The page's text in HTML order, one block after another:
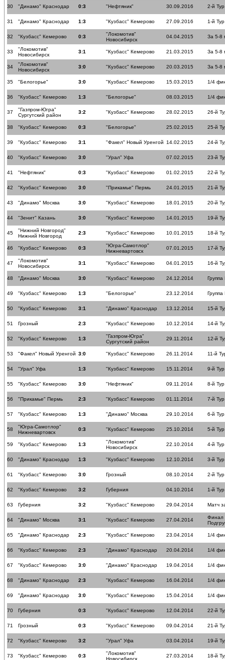
30 "Динамо" Краснодар 0:3 "Нефтяник" 30.09.2016 2-й Тур
31 "Динамо" Краснодар 1:3 "Кузбасс" Кемерово 27.09.2016 1-й Тур
32 "Кузбасс" Кемерово 0:3
"Локомотив"
Новосибирск
04.04.2015 За 5-8
33
"Локомотив"
Новосибирск
3:1 "Кузбасс" Кемерово 21.03.2015 За 5-8
34
"Локомотив"
Новосибирск
3:0 "Кузбасс" Кемерово 20.03.2015 За 5-8
35 "Белогорье" 3:0 "Кузбасс" Кемерово 15.03.2015 1/4
36 "Кузбасс" Кемерово 1:3 "Белогорье" 08.03.2015 1/4
37
"Газпром-Югра"
Сургутский район
3:2 "Кузбасс" Кемерово 28.02.2015 26-й
38 "Кузбасс" Кемерово 0:3 "Белогорье" 25.02.2015 25-й
39 "Кузбасс" Кемерово 3:1 "Факел" Новый Уренгой 14.02.2015 24-й
40 "Кузбасс" Кемерово 3:0 "Урал" Уфа 07.02.2015 23-й
41 "Нефтяник" 0:3 "Кузбасс" Кемерово 01.02.2015 22-й
42 "Кузбасс" Кемерово 3:0 "Прикамье" Пермь 24.01.2015 21-й
43 "Динамо" Москва 3:0 "Кузбасс" Кемерово 18.01.2015 20-й
44 "Зенит" Казань 3:0 "Кузбасс" Кемерово 14.01.2015 19-й
45
"Нижний Новгород"
Нижний Новгород
2:3 "Кузбасс" Кемерово 10.01.2015 18-й
46 "Кузбасс" Кемерово 0:3
"Югра-Самотлор"
Нижневартовск
07.01.2015 17-й
47
"Локомотив"
Новосибирск
3:1 "Кузбасс" Кемерово 04.01.2015 16-й
48 "Динамо" Москва 3:0 "Кузбасс" Кемерово 24.12.2014 Группа
49 "Кузбасс" Кемерово 1:3 "Белогорье" 23.12.2014 Группа
50 "Кузбасс" Кемерово 3:1 "Динамо" Краснодар 13.12.2014 15-й
51 Грозный 2:3 "Кузбасс" Кемерово 10.12.2014 14-й
52 "Кузбасс" Кемерово 1:3
"Газпром-Югра"
Сургутский район
29.11.2014 12-й
53 "Факел" Новый Уренгой 3:0 "Кузбасс" Кемерово 26.11.2014 11-й
54 "Урал" Уфа 1:3 "Кузбасс" Кемерово 15.11.2014 9-й Тур
55 "Кузбасс" Кемерово 3:0 "Нефтяник" 09.11.2014 8-й Тур
56 "Прикамье" Пермь 2:3 "Кузбасс" Кемерово 01.11.2014 7-й Тур
57 "Кузбасс" Кемерово 1:3 "Динамо" Москва 29.10.2014 6-й Тур
58
"Югра-Самотлор"
Нижневартовск
0:3 "Кузбасс" Кемерово 25.10.2014 5-й Тур
59 "Кузбасс" Кемерово 1:3
"Локомотив"
Новосибирск
22.10.2014 4-й Тур
60 "Динамо" Краснодар 1:3 "Кузбасс" Кемерово 12.10.2014 3-й Тур
61 "Кузбасс" Кемерово 3:0 Грозный 08.10.2014 2-й Тур
62 "Кузбасс" Кемерово 3:2 Губерния 04.10.2014 1-й Тур
63 Губерния 3:2 "Кузбасс" Кемерово 29.04.2014 Матч
64 "Динамо" Москва 3:1 "Кузбасс" Кемерово 27.04.2014
Финал
65 "Динамо" Краснодар 2:3 "Кузбасс" Кемерово 23.04.2014 1/4
66 "Кузбасс" Кемерово 2:3 "Динамо" Краснодар 20.04.2014 1/4
67 "Кузбасс" Кемерово 3:0 "Динамо" Краснодар 19.04.2014 1/4
68 "Динамо" Краснодар 2:3 "Кузбасс" Кемерово 16.04.2014 1/4
69 "Динамо" Краснодар 3:0 "Кузбасс" Кемерово 15.04.2014 1/4
70 Губерния 0:3 "Кузбасс" Кемерово 12.04.2014 22-й
71 Грозный 0:3 "Кузбасс" Кемерово 09.04.2014 21-й
72 "Кузбасс" Кемерово 3:2 "Урал" Уфа 03.04.2014 19-й
73 "Кузбасс" Кемерово 0:3
"Локомотив"
Новосибирск
27.03.2014 18-й